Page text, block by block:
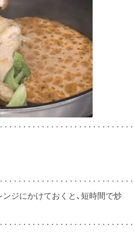
ジにかけておくと、短時間で炒